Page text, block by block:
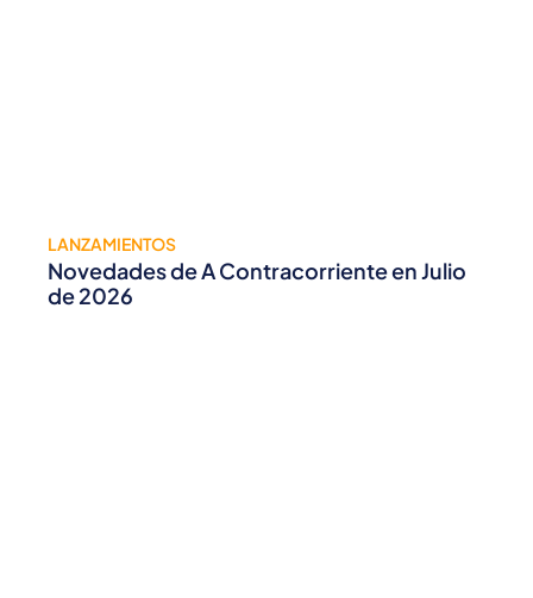
LANZAMIENTOS
Novedades de A Contracorriente en Julio
de 2026